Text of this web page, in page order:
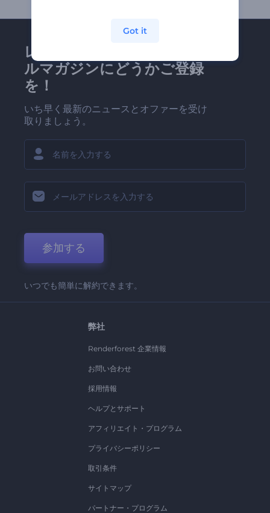
レンダーフォレストのメー
ルマガジンにどうかご登録
を！
いち早く最新のニュースとオファーを受け
取りましょう。
参加する
いつでも簡単に解約できます。
弊社
Renderforest 企業情報
お問い合わせ
採用情報
ヘルプとサポート
アフィリエイト・プログラム
プライバシーポリシー
取引条件
サイトマップ
パートナー・プログラム
Got it